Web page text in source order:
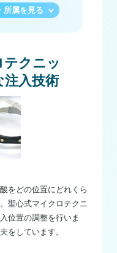
所属を見る
テクニッ
注入技術
をどの位置にどれくら
聖心式マイクロテクニ
位置の調整を行いま
をしています。